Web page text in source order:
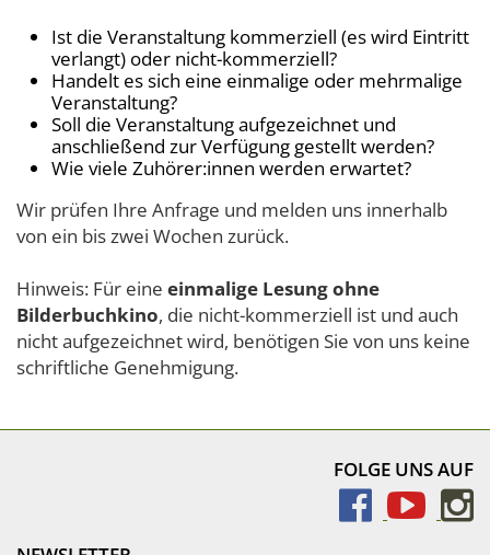
Ist die Veranstaltung kommerziell (es wird Eintritt
verlangt) oder nicht-kommerziell?
Handelt es sich eine einmalige oder mehrmalige
Veranstaltung?
Soll die Veranstaltung aufgezeichnet und
anschließend zur Verfügung gestellt werden?
Wie viele Zuhörer:innen werden erwartet?
Wir prüfen Ihre Anfrage und melden uns innerhalb
von ein bis zwei Wochen zurück.
Hinweis: Für eine einmalige Lesungohne
Bilderbuchkino, die nicht-kommerziell ist und auch
nicht aufgezeichnet wird, benötigen Sie von uns keine
schriftliche Genehmigung.
FOLGE UNS AUF